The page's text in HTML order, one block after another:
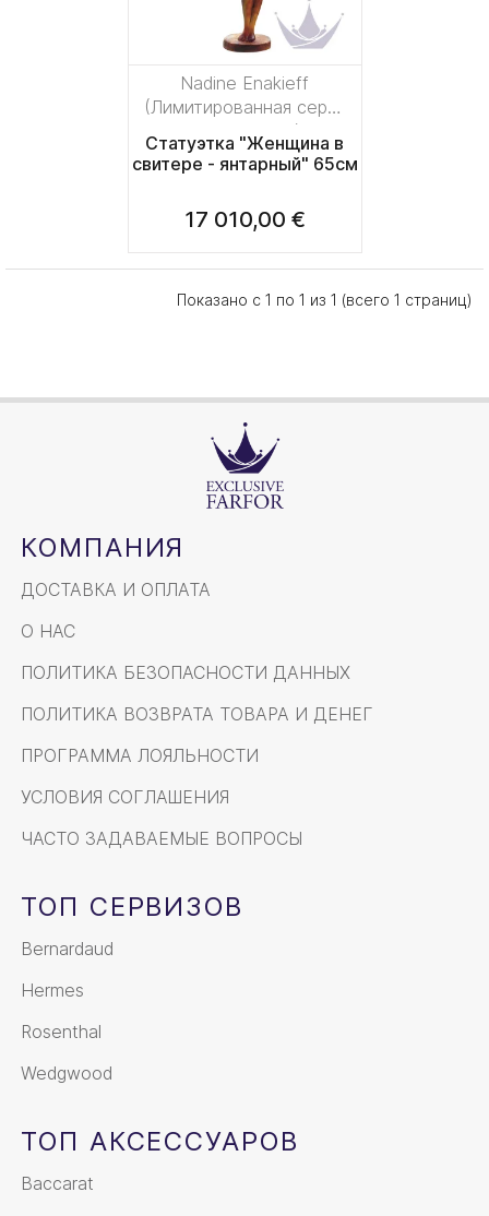
Nadine Enakieff
(Лимитированная серия
на 375 пред.)
Статуэтка "Женщина в
свитере - янтарный" 65см
17 010,00 €
Показано с 1 по 1 из 1 (всего 1 страниц)
КОМПАНИЯ
ДОСТАВКА И ОПЛАТА
О НАС
ПОЛИТИКА БЕЗОПАСНОСТИ ДАННЫХ
ПОЛИТИКА ВОЗВРАТА ТОВАРА И ДЕНЕГ
ПРОГРАММА ЛОЯЛЬНОСТИ
УСЛОВИЯ СОГЛАШЕНИЯ
ЧАСТО ЗАДАВАЕМЫЕ ВОПРОСЫ
ТОП СЕРВИЗОВ
Bernardaud
Hermes
Rosenthal
Wedgwood
ТОП АКСЕССУАРОВ
Baccarat